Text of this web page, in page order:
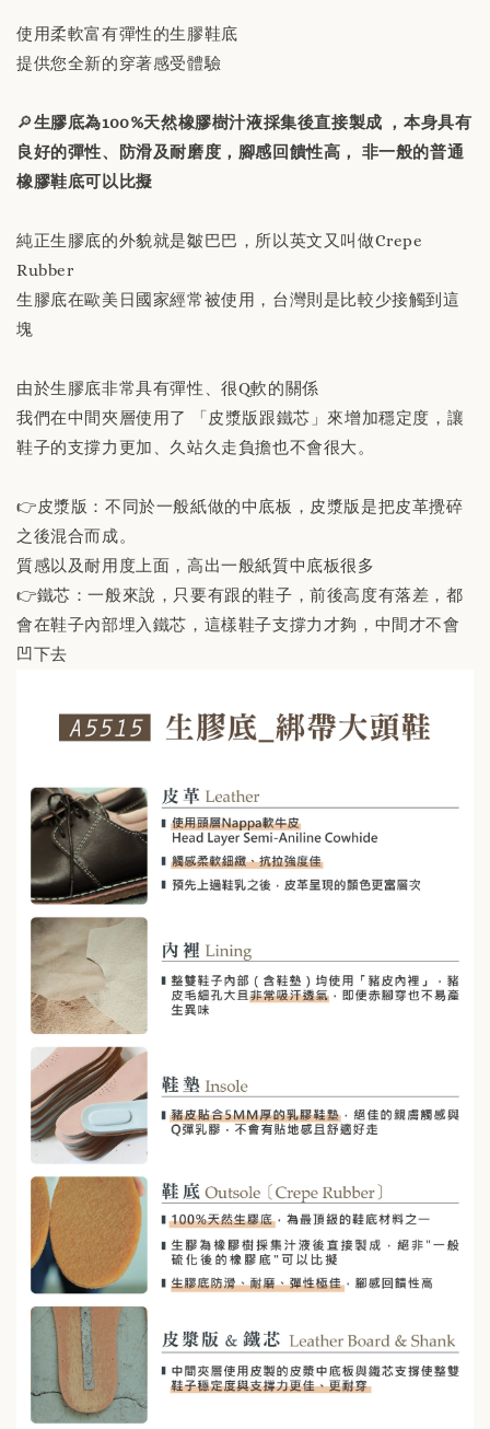
NT$ 230
加入購物車
使用柔軟富有彈性的生膠鞋底
提供您全新的穿著感受體驗
🔎生膠底為100%天然橡膠樹汁液採集後直接製成 ，本身具有
良好的彈性、防滑及耐磨度，腳感回饋性高， 非一般的普通
橡膠鞋底可以比擬
純正生膠底的外貌就是皺巴巴，所以英文又叫做Crepe
Rubber
生膠底在歐美日國家經常被使用，台灣則是比較少接觸到這
塊
由於生膠底非常具有彈性、很Q軟的關係
我們在中間夾層使用了 「皮漿版跟鐵芯」來增加穩定度，讓
鞋子的支撐力更加、久站久走負擔也不會很大。
👉皮漿版：不同於一般紙做的中底板，皮漿版是把皮革攪碎
之後混合而成。
質感以及耐用度上面，高出一般紙質中底板很多
👉鐵芯：一般來說，只要有跟的鞋子，前後高度有落差，都
會在鞋子內部埋入鐵芯，這樣鞋子支撐力才夠，中間才不會
凹下去